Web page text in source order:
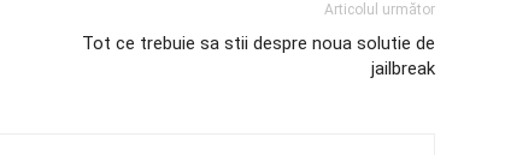
Articolul următor
Tot ce trebuie sa stii despre noua solutie de
jailbreak